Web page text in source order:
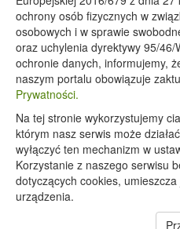
Urząd Marszałkowski
Serwis Rzeczypospolitej
PGE – Planowane wyłączenia
Poczta E-mail
Copyright 2020@ -
ochrony osób fizycznych w
osobowych i w sprawie
oraz uchylenia dyrektywy 95/
ochronie danych, informujemy,
naszym portalu obowiązuje
Prywatności.
Na tej stronie wykorzystujemy
którym nasz serwis może
wyłączyć ten mechanizm w
Korzystanie z naszego serwisu
dotyczących cookies,
urządzenia.